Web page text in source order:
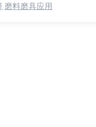
磨料磨具应用